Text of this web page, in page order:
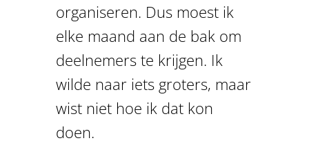
organiseren. Dus moest ik
elke maand aan de bak om
deelnemers te krijgen. Ik
wilde naar iets groters, maar
wist niet hoe ik dat kon
doen.